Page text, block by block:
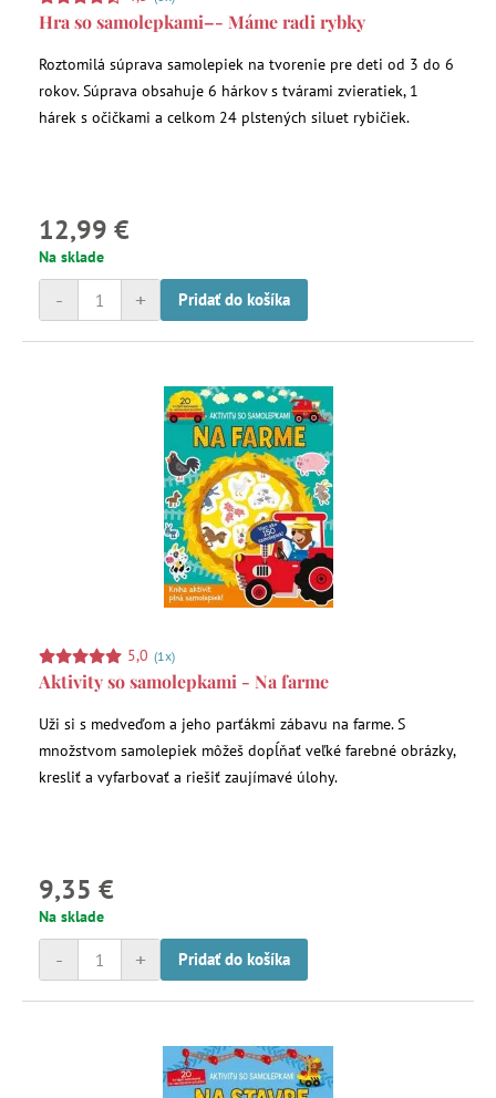
Hra so samolepkami–- Máme radi rybky
Roztomilá súprava samolepiek na tvorenie pre deti od 3 do 6
rokov. Súprava obsahuje 6 hárkov s tvárami zvieratiek, 1
hárek s očičkami a celkom 24 plstených siluet rybičiek.
12,99 €
Na sklade
+
- Pridať do košíka
5,0 (1x)
Aktivity so samolepkami - Na farme
Uži si s medveďom a jeho parťákmi zábavu na farme. S
množstvom samolepiek môžeš dopĺňať veľké farebné obrázky,
kresliť a vyfarbovať a riešiť zaujímavé úlohy.
9,35 €
Na sklade
+
- Pridať do košíka